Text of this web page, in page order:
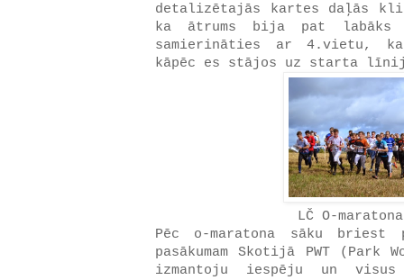
detalizētajās kartes daļās
ka ātrums bija pat labāks
samierināties ar 4.vietu,
kāpēc es stājos uz starta
LČ O-
Pēc o-maratona sāku briest
pasākumam Skotijā PWT
izmantoju iespēju un